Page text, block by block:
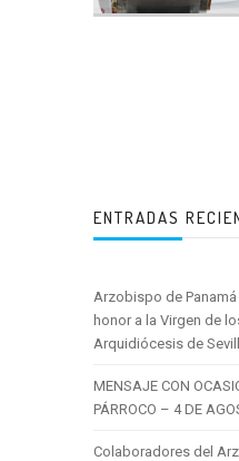
ENTRADAS
Arzobispo de
honor a la Virgen de
Arquidiócesis de
MENSAJE CON
PÁRROCO – 4 DE
Colaboradores del